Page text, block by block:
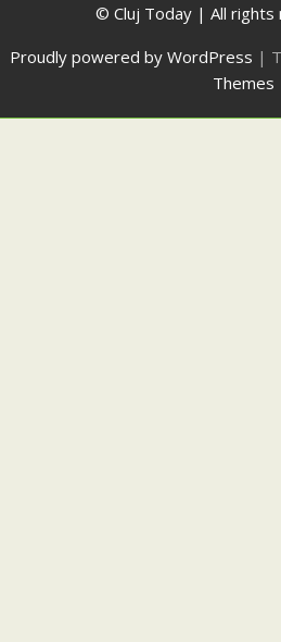
© Cluj Today | All rights
Proudly powered by WordPress |
Themes